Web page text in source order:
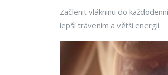
Začlenit vlákninu do
lepší trávením a větší energií.